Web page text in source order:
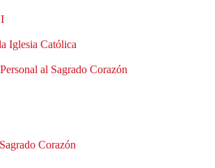
Iglesia Católica
al Sagrado Corazón
Corazón